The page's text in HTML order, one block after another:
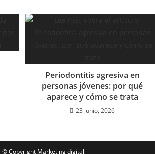
Periodontitis agresiva en
personas jóvenes: por qué
aparece y cómo se trata
23 junio, 2026
© Copyright Marketing digital